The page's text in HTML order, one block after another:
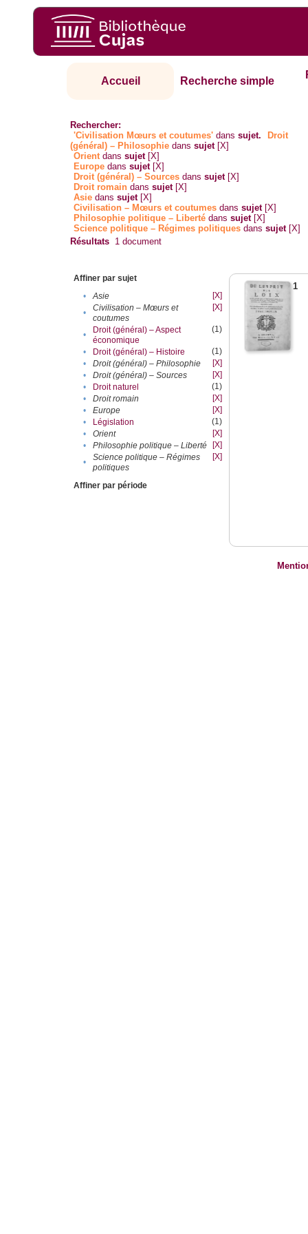
Accueil Recherche simple
Rechercher:
'Civilisation Mœurs et coutumes' danssujet.
Droit
(général) – Philosophie danssujet [X]
Orientdanssujet [X]
Europe danssujet [X]
Droit (général) – Sources danssujet [X]
Droit romain danssujet [X]
Asie danssujet [X]
Civilisation – Mœurs et coutumes danssujet [X]
Philosophie politique – Liberté danssujet [X]
Science politique – Régimes politiques danssujet [X]
Résultats 1 document
Affiner par sujet
•
Asie
[X]
•
Civilisation – Mœurs et
coutumes
[X]
•
Droit (général) – Aspect
économique
(1)
• Droit (général) – Histoire
(1)
•
Droit (général) – Philosophie
[X]
•
Droit (général) – Sources
[X]
•
Droit naturel
(1)
•
Droit romain
[X]
•
Europe
[X]
•
Législation
(1)
•
Orient
[X]
•
Philosophie politique – Liberté
[X]
•
Science politique – Régimes
politiques
[X]
Affiner par période
1